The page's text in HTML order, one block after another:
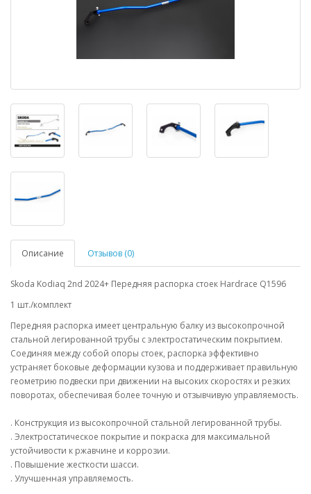
Описание Отзывов (0)
Skoda Kodiaq 2nd 2024+ Передняя распорка стоек Hardrace Q1596
1 шт./комплект
Передняя распорка имеет центральную балку из высокопрочной
стальной легированной трубы с электростатическим покрытием.
Соединяя между собой опоры стоек, распорка эффективно
устраняет боковые деформации кузова и поддерживает правильную
геометрию подвески при движении на высоких скоростях и резких
поворотах, обеспечивая более точную и отзывчивую управляемость.
. Конструкция из высокопрочной стальной легированной трубы.
. Электростатическое покрытие и покраска для максимальной
устойчивости к ржавчине и коррозии.
. Повышение жесткости шасси.
. Улучшенная управляемость.